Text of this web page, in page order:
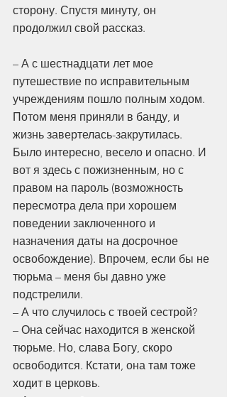
сторону. Спустя минуту, он
продолжил свой рассказ.
– А с шестнадцати лет мое
путешествие по исправительным
учреждениям пошло полным ходом.
Потом меня приняли в банду, и
жизнь завертелась-закрутилась.
Было интересно, весело и опасно. И
вот я здесь с пожизненным, но с
правом на пароль (возможность
пересмотра дела при хорошем
поведении заключенного и
назначения даты на досрочное
освобождение). Впрочем, если бы не
тюрьма – меня бы давно уже
подстрелили.
– А что случилось с твоей сестрой?
– Она сейчас находится в женской
тюрьме. Но, слава Богу, скоро
освободится. Кстати, она там тоже
ходит в церковь.